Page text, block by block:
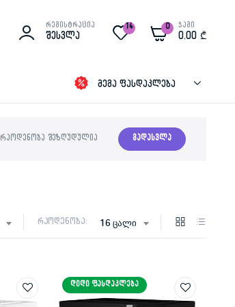
რეგისტრაცია
Შესვლა
14 0 ჯამი
0.00₾
მეგა ფასდაკლება
რაოდენობა შეზღუდულია გადასვლა
რაოდენობა: 16 ცალი
ᲓᲘᲓᲘ ᲤᲐᲡᲓᲐᲙᲚᲔᲑᲐ